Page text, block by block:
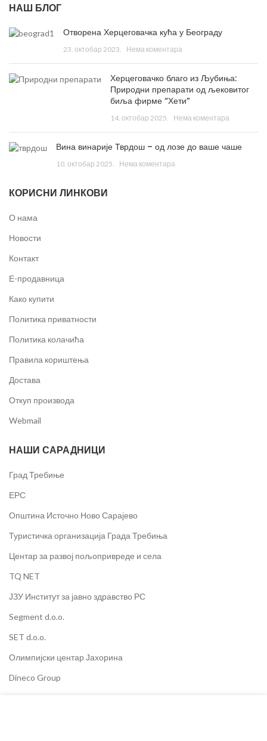
НАШ БЛОГ
Отворена Херцеговачка кућа у Београду
23. октобар 2023. Нема коментара
Херцеговачко благо из Љубиња:
Природни препарати од љековитог
биља фирме “Хети”
14. октобар 2025. Нема коментара
Вина винарије Тврдош – од лозе до ваше чаше
10. октобар 2025. Нема коментара
КОРИСНИ ЛИНКОВИ
О нама
Новости
Контакт
Е-продавница
Како купити
Политика приватности
Политика колачића
Правила кориштења
Достава
Откуп производа
Webmail
НАШИ САРАДНИЦИ
Град Требиње
ЕРС
Општина Источно Ново Сарајево
Туристичка организација Града Требиња
Центар за развој пољопривреде и села
TQ NET
ЈЗУ Институт за јавно здравство РС
Segment d.o.o.
SET d.o.o.
Олимпијски центар Јахорина
Dineco Group